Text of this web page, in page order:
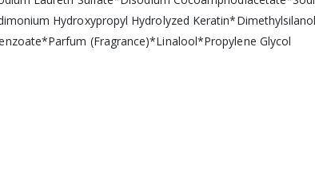
Hydroxypropyl Hydrolyzed
(Fragrance)*Linalool*Propylene Glycol